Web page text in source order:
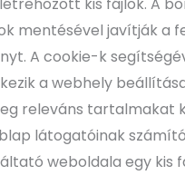
kis fájlok. A
mentésével javítják a
A cookie-k
a webhely
releváns tartalmakat
látogatóinak
weboldala egy kis